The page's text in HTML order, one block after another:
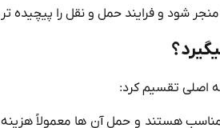
شود و فرایند حمل و نقل را پیچیده‌
اصلی تقسیم کرد:
مناسب هستند و حمل آن‌ ها معمولاً